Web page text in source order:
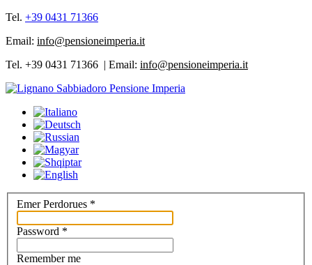
Tel. +39 0431 71366
Email: info@pensioneimperia.it
Tel. +39 0431 71366 | Email: info@pensioneimperia.it
Emer Perdorues *
Password *
Remember me